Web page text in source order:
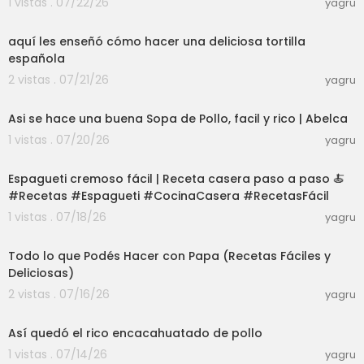
n.to/2NA0M9B
Mis cuchillos favoritoshttps://amzn.to/3asOw3p
3dibV9M
o/3auQVuz
Bandejas para secar frutas y verduras al sol
ps://amzn.to/3k6hp8T
N9ox
Protector de comida para patioshttps://amzn.t
o/3dk3SJz
https://amzn.to/37kee8
obtendre una pequeña comision que me ayud
Gracias!
aquí les enseñó cómo hacer una deliciosa tortilla
española
2 vistas . 07/21/26
yagru
Asi se hace una buena Sopa de Pollo, facil y rico | Abelca
1 vistas . 07/20/26
yagru
Espagueti cremoso fácil | Receta casera paso a paso 🍝
#Recetas #Espagueti #CocinaCasera #RecetasFácil
1 vistas . 07/18/26
yagru
Todo lo que Podés Hacer con Papa (Recetas Fáciles y
Deliciosas)
2 vistas . 07/16/26
yagru
Así quedó el rico encacahuatado de pollo
1 vistas . 07/14/26
yagru